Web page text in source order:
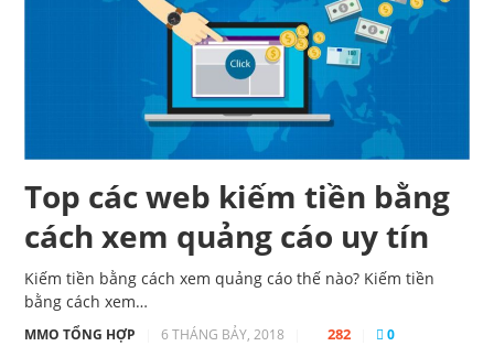
Top các web kiếm tiền bằng
cách xem quảng cáo uy tín
Kiếm tiền bằng cách xem quảng cáo thế nào? Kiếm tiền
bằng cách xem…
MMO TỔNG HỢP 6 THÁNG BẢY, 2018 282 0